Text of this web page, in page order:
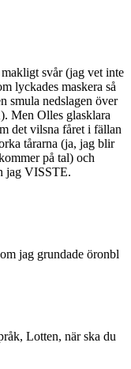
svår (jag vet inte
lyckades maskera så
smula nedslagen över
Men Olles glasklara
det vilsna fåret i fällan
tårarna (ja, jag blir
på tal) och
jag VISSTE.
jag grundade öronbl
Lotten, när ska du